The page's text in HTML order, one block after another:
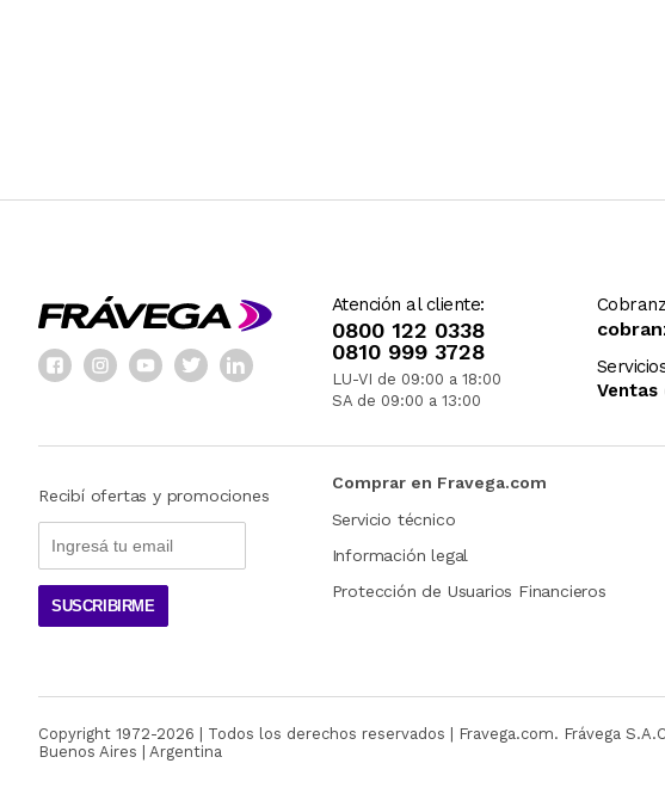
Atención al cliente:
0800 122 0338
0810 999 3728
LU-VI de 09:00 a 18:00
SA de 09:00 a 13:00
Recibí ofertas y promociones
SUSCRIBIRME
Comprar en Fravega.com
Servicio técnico
Información legal
Protección de Usuarios Financieros
Copyright 1972-2026 | Todos los derechos reservados | Fravega.com. Frávega
Buenos Aires | Argentina